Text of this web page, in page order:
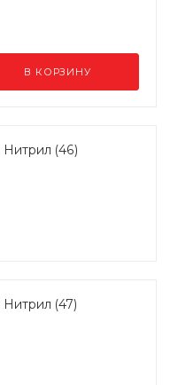
В КОРЗИНУ
Нитрил (46)
(47)